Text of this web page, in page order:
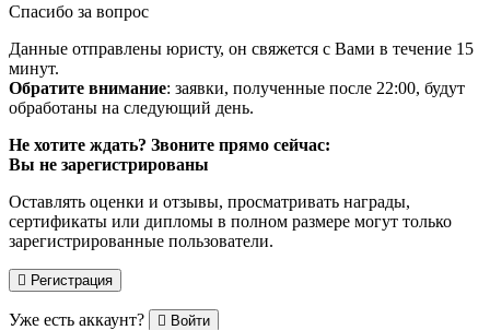
Спасибо за вопрос
Данные отправлены юристу, он свяжется с Вами в течение 15
минут.
Обратите внимание: заявки, полученные после 22:00, будут
обработаны на следующий день.
Не хотите ждать? Звоните прямо сейчас:
Вы не зарегистрированы
Оставлять оценки и отзывы, просматривать награды,
сертификаты или дипломы в полном размере могут только
зарегистрированные пользователи.
Регистрация
Уже есть аккаунт? Войти